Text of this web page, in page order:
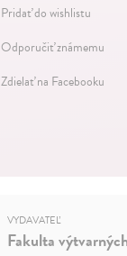
Pridať do wishlistu
Odporučiť známemu
Zdielať na Facebooku
VYDAVATEĽ
Fakulta